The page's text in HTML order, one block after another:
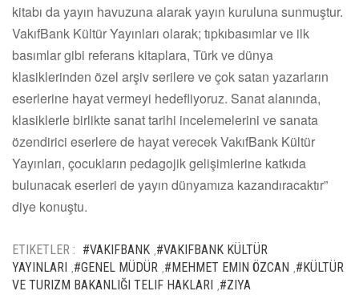
kitabı da yayın havuzuna alarak yayın kuruluna sunmuştur.
VakıfBank Kültür Yayınları olarak; tıpkıbasımlar ve ilk
basımlar gibi referans kitaplara, Türk ve dünya
klasiklerinden özel arşiv serilere ve çok satan yazarların
eserlerine hayat vermeyi hedefliyoruz. Sanat alanında,
klasiklerle birlikte sanat tarihi incelemelerini ve sanata
özendirici eserlere de hayat verecek VakıfBank Kültür
Yayınları, çocukların pedagojik gelişimlerine katkıda
bulunacak eserleri de yayın dünyamıza kazandıracaktır”
diye konuştu.
ETIKETLER : #VAKIFBANK #VAKIFBANK KÜLTÜR
YAYINLARI #GENEL MÜDÜR #MEHMET EMIN ÖZCAN #KÜLTÜR
VE TURIZM BAKANLIĞI TELIF HAKLARI #ZIYA